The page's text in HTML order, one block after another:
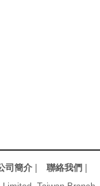
司簡介 聯絡我們